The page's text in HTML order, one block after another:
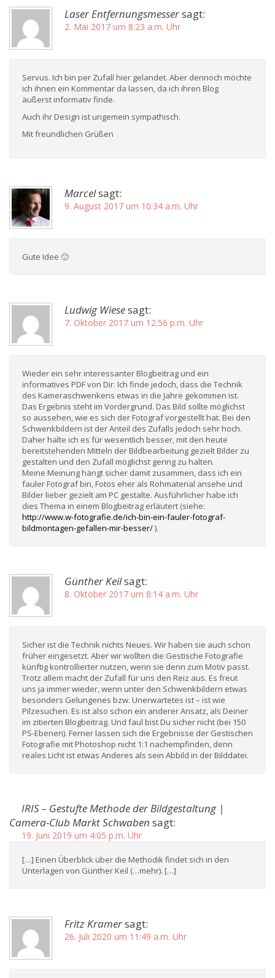
Laser Entfernungsmessersagt:
2. Mai 2017 um 8:23 a.m. Uhr
Servus. Ich bin per Zufall hier gelandet. Aber dennoch möchte
ich ihnen ein Kommentar da lassen, da ich ihren Blog
äußerst informativ finde.
Auch ihr Design ist ungemein sympathisch.
Mit freundlichen Grüßen
Marcelsagt:
9. August 2017 um 10:34 a.m. Uhr
Gute Idee 🙂
Ludwig Wiesesagt:
7. Oktober 2017 um 12:56 p.m. Uhr
Wieder ein sehr interessanter Blogbeitrag und ein
informatives PDF von Dir. Ich finde jedoch, dass die Technik
des Kameraschwenkens etwas in die Jahre gekommen ist.
Das Ergebnis steht im Vordergrund. Das Bild sollte möglichst
so aussehen, wie es sich der Fotograf vorgestellt hat. Bei den
Schwenkbildern ist der Anteil des Zufalls jedoch sehr hoch.
Daher halte ich es für wesentlich besser, mit den heute
bereitstehenden Mitteln der Bildbearbeitung gezielt Bilder zu
gestalten und den Zufall möglichst gering zu halten.
Meine Meinung hängt sicher damit zusammen, dass ich ein
fauler Fotograf bin, Fotos eher als Rohmaterial ansehe und
Bilder lieber gezielt am PC gestalte. Ausführlicher habe ich
dies Thema in einem Blogbeitrag erläutert (siehe:
http://www.w-fotografie.de/ich-bin-ein-fauler-fotograf-
bildmontagen-gefallen-mir-besser/).
Günther Keilsagt:
8. Oktober 2017 um 8:14 a.m. Uhr
Sicher ist die Technik nichts Neues. Wir haben sie auch schon
früher eingesetzt. Aber wir wollten die Gestische Fotografie
künftig kontrollierter nutzen, wenn sie denn zum Motiv passt.
Trotz allem macht der Zufall für uns den Reiz aus. Es freut
uns ja immer wieder, wenn unter den Schwenkbildern etwas
besonders Gelungenes bzw. Unerwartetes ist – ist wie
Pilzesuchen. Es ist also schon ein anderer Ansatz, als Deiner
im zitierten Blogbeitrag. Und faul bist Du sicher nicht (bei 150
PS-Ebenen). Ferner lassen sich die Ergebnisse der Gestischen
Fotografie mit Photoshop nicht 1:1 nachempfinden, denn
reales Licht ist etwas Anderes als sein Abbild in der Bilddatei.
IRIS – Gestufte Methode der Bildgestaltung |
Camera-Club Markt Schwaben sagt:
19. Juni 2019 um 4:05 p.m. Uhr
[…] Einen Überblick über die Methodik findet sich in den
Unterlagen von Günther Keil (…mehr). […]
Fritz Kramersagt:
26. Juli 2020 um 11:49 a.m. Uhr